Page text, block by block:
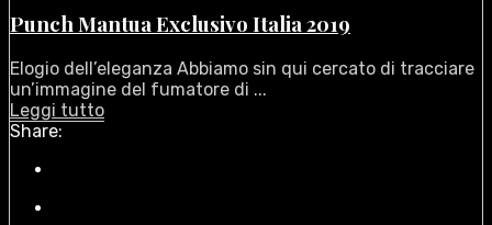
Punch Mantua Exclusivo Italia 2019
Elogio dell’eleganza Abbiamo sin qui cercato di tracciare
un’immagine del fumatore di ...
Leggi tutto
Share: